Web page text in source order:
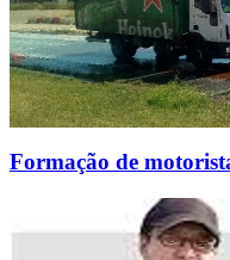
Formação de